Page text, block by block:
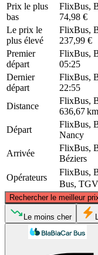
Prix ​​le plus
bas
FlixBus,
74,98 €
Le prix le
plus élevé
FlixBus,
237,99 €
Premier
départ
FlixBus,
05:25
Dernier
départ
FlixBus,
22:55
Distance
FlixBus,
636,67 km
Départ
FlixBus,
Nancy
Arrivée
FlixBus,
Béziers
Opérateurs
FlixBus,
Bus,
Rechercher le meilleur
Le moins cher